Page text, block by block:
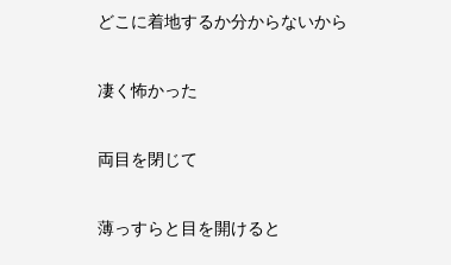
どこに着地するか分からないから
凄く怖かった
両目を閉じて
薄っすらと目を開けると